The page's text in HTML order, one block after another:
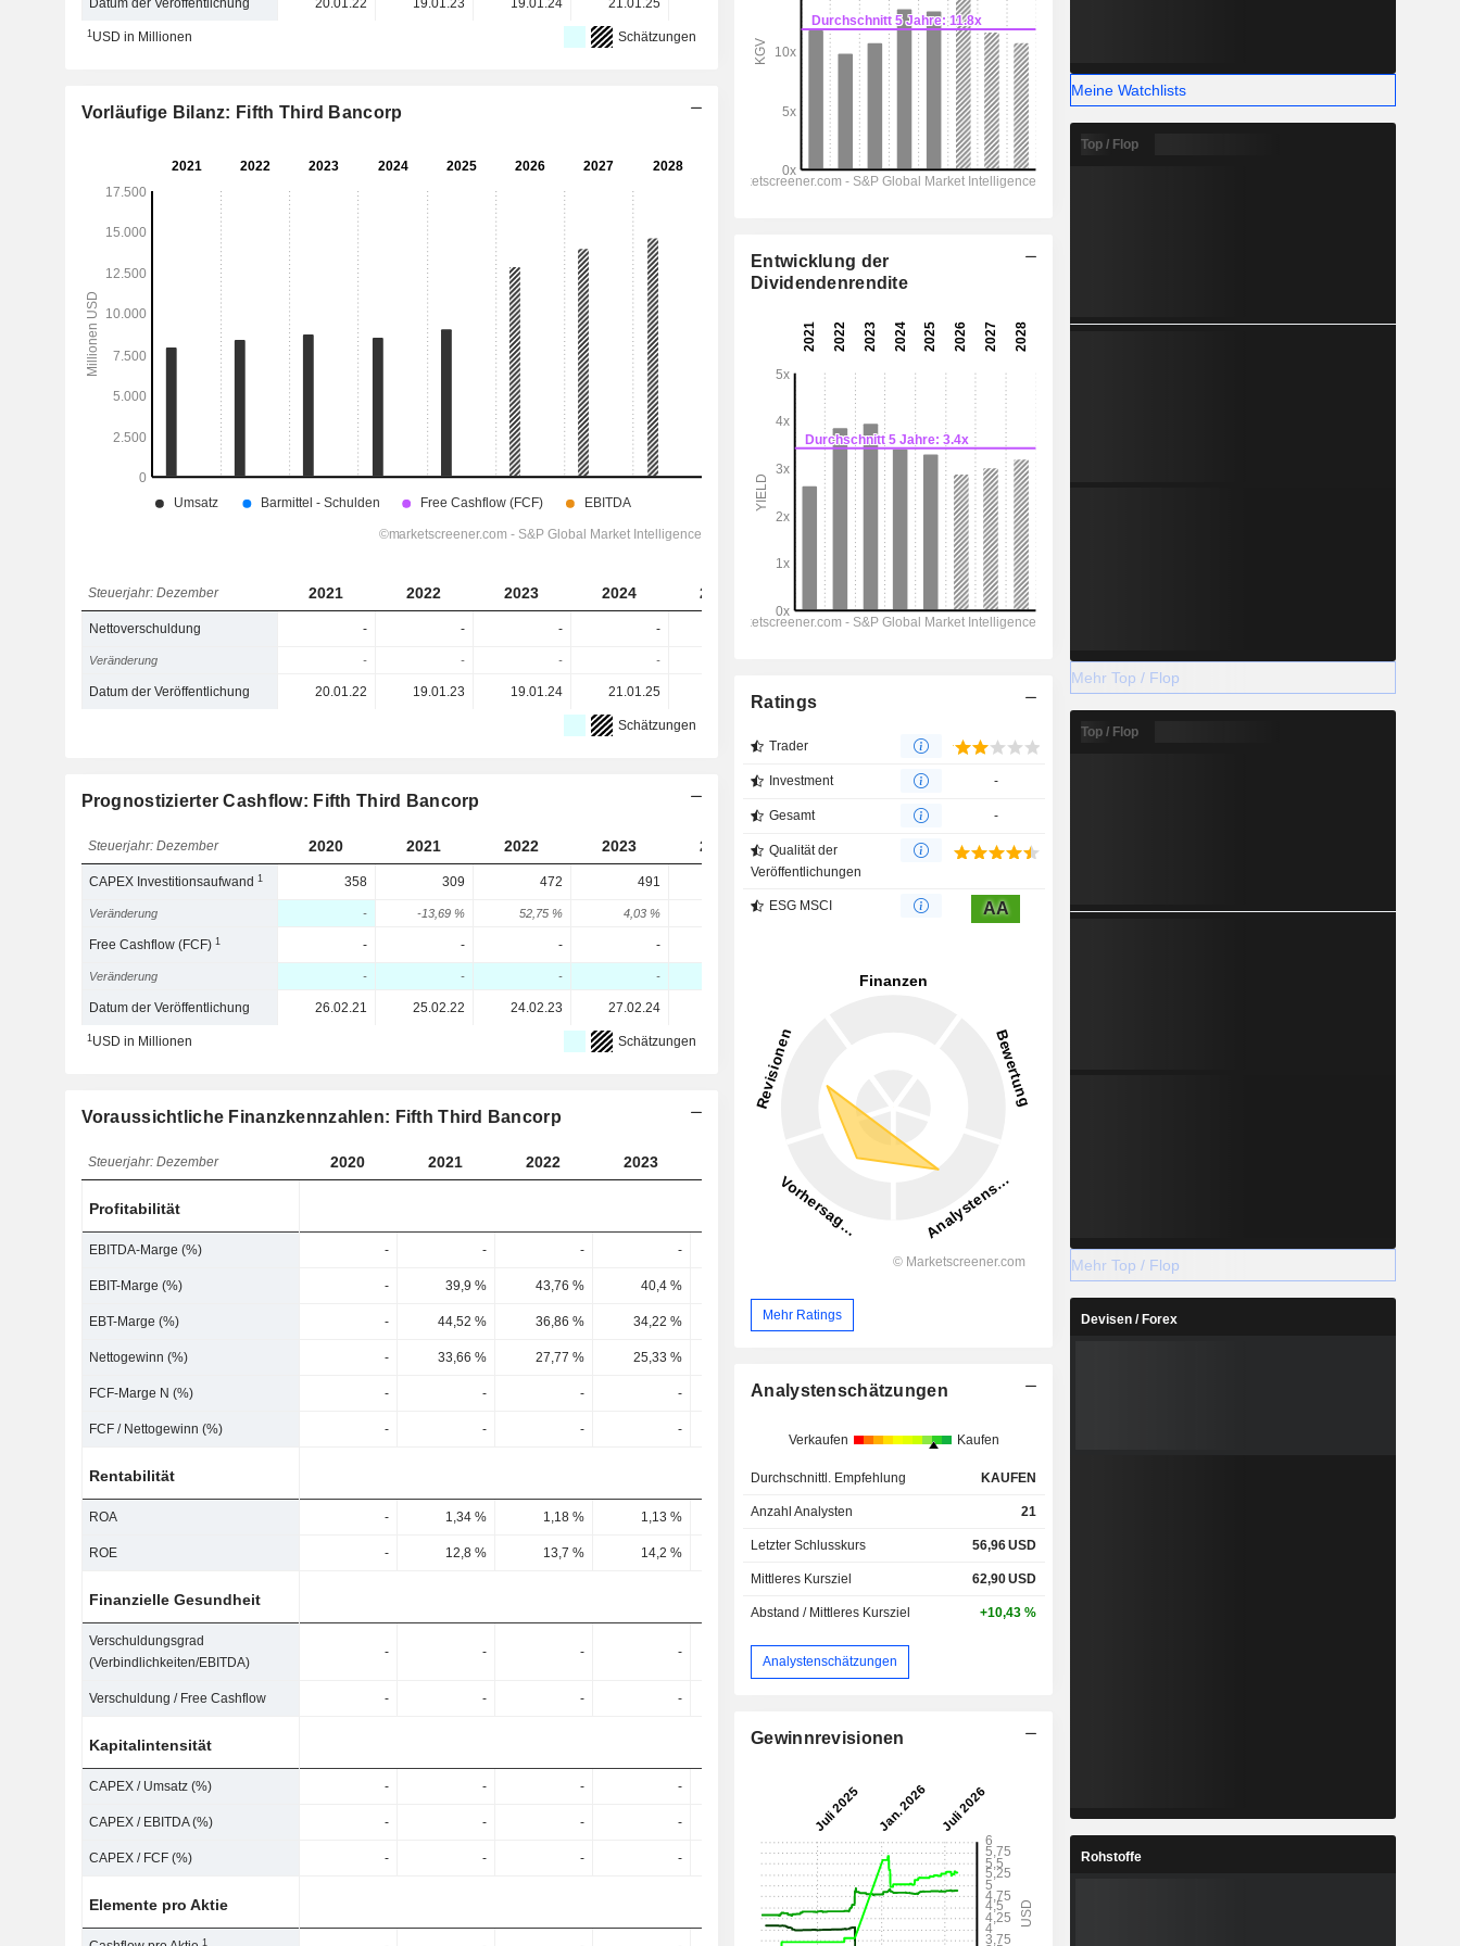
Datum der Veröffentlichung 20.01.22 19.01.23 19.01.24 21.01.25
1USD in Millionen Schätzungen
Vorläufige Bilanz: Fifth Third Bancorp
Steuerjahr: Dezember 2021 2022 2023 2024 2025 2026 2027 2028
Nettoverschuldung - - - - - - -
Veränderung - - - -
Datum der Veröffentlichung 20.01.22 19.01.23 19.01.24 21.01.25 20.01.26
Schätzungen
Prognostizierter Cashflow: Fifth Third Bancorp
Steuerjahr: Dezember 2020 2021 2022 2023 2024 2025
CAPEX Investitionsaufwand1 358 309 472 491 709
Veränderung - -13,69 % 52,75 % 4,03 % -15,68 % 71,26 %
Free Cashflow (FCF)1 - - - -
Veränderung - - - -
Datum der Veröffentlichung 26.02.21 25.02.22 24.02.23 27.02.24
1USD in Millionen Schätzungen
Voraussichtliche Finanzkennzahlen: Fifth Third Bancorp
Steuerjahr: Dezember 2020 2021 2022 2023 2026
Profitabilität
EBITDA-Marge (%) - - - - - -
EBIT-Marge (%) - 39,9 % 43,76 % 40,4 % 46,69 % 40,61 %
EBT-Marge (%) - 44,52 % 36,86 % 34,22 % 34,29 % 35,53 % 42,55 %
Nettogewinn (%) - 33,66 % 27,77 % 25,33 %
FCF-Marge N (%) - - - - - -
FCF / Nettogewinn (%) - - - -
Rentabilität
ROA - 1,34 % 1,18 % 1,13 % 1,09 % 1,19 % 1,44 %
ROE - 12,8 % 13,7 % 14,2 % 12,5 % 12,6 % 11,76 % 12,8 %
Finanzielle Gesundheit
Verschuldungsgrad
(Verbindlichkeiten/EBITDA)
- - - -
Verschuldung / Free Cashflow - - - -
Kapitalintensität
CAPEX / Umsatz (%) - - - -
CAPEX / EBITDA (%) - - - - - -
CAPEX / FCF (%) - - - - - - -
Elemente pro Aktie
1
Entwicklung der
Dividendenrendite
Ratings
Trader
Investment -
Gesamt -
Qualität der
Veröffentlichungen
ESG MSCI AA
Mehr Ratings
Analystenschätzungen
Verkaufen Kaufen
Durchschnittl. Empfehlung KAUFEN
Anzahl Analysten 21
Letzter Schlusskurs 56,96USD
Mittleres Kursziel 62,90USD
Abstand / Mittleres Kursziel +10,43 %
Analystenschätzungen
Gewinnrevisionen
Meine Watchlists
Top / Flop
Mehr Top / Flop
Top / Flop
Mehr Top / Flop
Devisen / Forex
Rohstoffe